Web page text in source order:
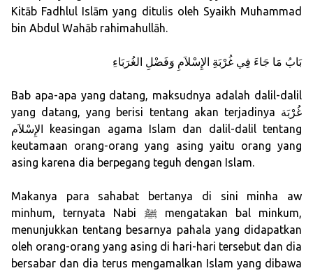
Kitāb Fadhlul Islām yang ditulis oleh Syaikh Muhammad
bin Abdul Wahāb rahimahullāh.
بَابُ مَا جَاءَ فِي غُرْبَةِ الإِسْلاَمِ وَفَضْلِ الغُرَبَاءِ
Bab apa-apa yang datang, maksudnya adalah dalil-dalil
yang datang, yang berisi tentang akan terjadinya غُرْبَة
الإِسْلاَم keasingan agama Islam dan dalil-dalil tentang
keutamaan orang-orang yang asing yaitu orang yang
asing karena dia berpegang teguh dengan Islam.
Makanya para sahabat bertanya di sini minha aw
minhum, ternyata Nabi ﷺ mengatakan bal minkum,
menunjukkan tentang besarnya pahala yang didapatkan
oleh orang-orang yang asing di hari-hari tersebut dan dia
bersabar dan dia terus mengamalkan Islam yang dibawa